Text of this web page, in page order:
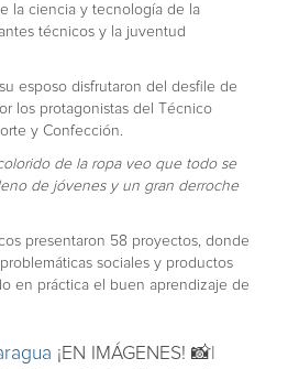
la ciencia y tecnología de la
técnicos y la juventud
esposo disfrutaron del desfile de
los protagonistas del Técnico
y Confección.
de la ropa veo que todo se
de jóvenes y un gran derroche
presentaron 58 proyectos, donde
sociales y productos
en práctica el buen aprendizaje de
¡EN IMÁGENES! 📸|